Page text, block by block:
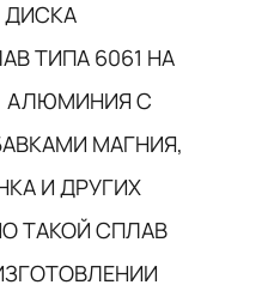
ДИСКА
ТИПА 6061 НА
АЛЮМИНИЯ С
МАГНИЯ,
И ДРУГИХ
ТАКОЙ СПЛАВ